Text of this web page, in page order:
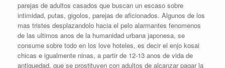
parejas de adultos casados que buscan un escaso sobre
intimidad, putas, gigolos, parejas de aficionados. Algunos de los
mas tristes desplazandolo hacia el pelo alarmantes fenomenos
de las ultimos anos de la humanidad urbana japonesa, se
consume sobre todo en los love hoteles, es decir el enjo kosai
chicas e igualmente ninas, a partir de 12-13 anos de vida de
antiguedad, que se prostituyen con adultos de alcanzar pagar la